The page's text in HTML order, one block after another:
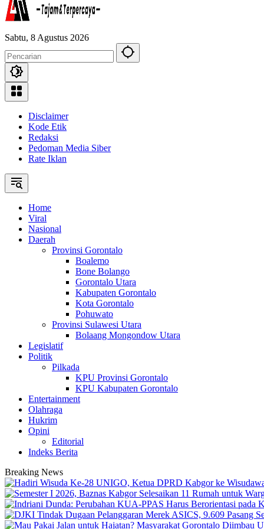
Sabtu, 8 Agustus 2026
Disclaimer
Kode Etik
Redaksi
Pedoman Media Siber
Rate Iklan
Home
Viral
Nasional
Daerah
Provinsi Gorontalo
Boalemo
Bone Bolango
Gorontalo Utara
Kabupaten Gorontalo
Kota Gorontalo
Pohuwato
Provinsi Sulawesi Utara
Bolaang Mongondow Utara
Legislatif
Politik
Pilkada
KPU Provinsi Gorontalo
KPU Kabupaten Gorontalo
Entertainment
Olahraga
Hukrim
Opini
Editorial
Indeks Berita
Breaking News